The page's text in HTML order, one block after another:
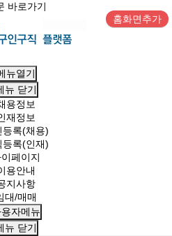
바로가기
홈화면추가
뉴열기
뉴 닫기
용정보
재정보
등록(채용)
등록(인재)
페이지
용안내
지사항
대/매매
자메뉴
뉴 닫기